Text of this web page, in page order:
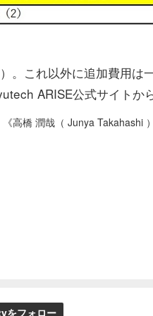
。これ以外に追加費用は
ARISE公式サイトから
《高橋 潤哉（ Junya Takahashi
フォロー